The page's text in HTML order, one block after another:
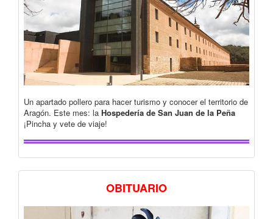
Un apartado pollero para hacer turismo y conocer el territorio de
Aragón. Este mes: la Hospedería de San Juan de la Peña
¡Pincha y vete de viaje!
OBITUARIO